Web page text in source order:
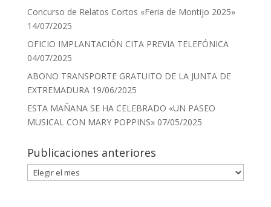
Concurso de Relatos Cortos «Feria de Montijo 2025»
14/07/2025
OFICIO IMPLANTACIÓN CITA PREVIA TELEFÓNICA
04/07/2025
ABONO TRANSPORTE GRATUITO DE LA JUNTA DE
EXTREMADURA 19/06/2025
ESTA MAÑANA SE HA CELEBRADO «UN PASEO
MUSICAL CON MARY POPPINS» 07/05/2025
Publicaciones anteriores